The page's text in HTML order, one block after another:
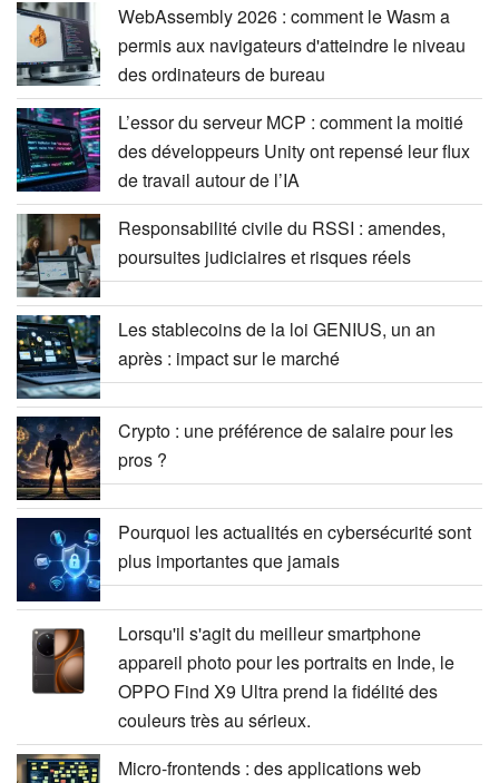
WebAssembly 2026 : comment le Wasm a
permis aux navigateurs d'atteindre le niveau
des ordinateurs de bureau
L’essor du serveur MCP : comment la moitié
des développeurs Unity ont repensé leur flux
de travail autour de l’IA
Responsabilité civile du RSSI : amendes,
poursuites judiciaires et risques réels
Les stablecoins de la loi GENIUS, un an
après : impact sur le marché
Crypto : une préférence de salaire pour les
pros ?
Pourquoi les actualités en cybersécurité sont
plus importantes que jamais
Lorsqu'il s'agit du meilleur smartphone
appareil photo pour les portraits en Inde, le
OPPO Find X9 Ultra prend la fidélité des
couleurs très au sérieux.
Micro-frontends : des applications web